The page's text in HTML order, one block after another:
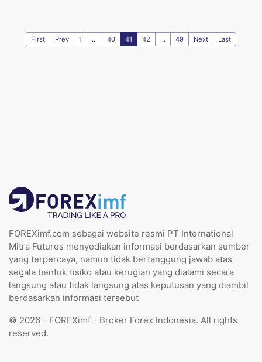
First Prev 1 ... 40 41 42 ... 49 Next Last
FOREXimf.com sebagai website resmi PT International
Mitra Futures menyediakan informasi berdasarkan sumber
yang terpercaya, namun tidak bertanggung jawab atas
segala bentuk risiko atau kerugian yang dialami secara
langsung atau tidak langsung atas keputusan yang diambil
berdasarkan informasi tersebut
© 2026 - FOREXimf - Broker Forex Indonesia. All rights
reserved.